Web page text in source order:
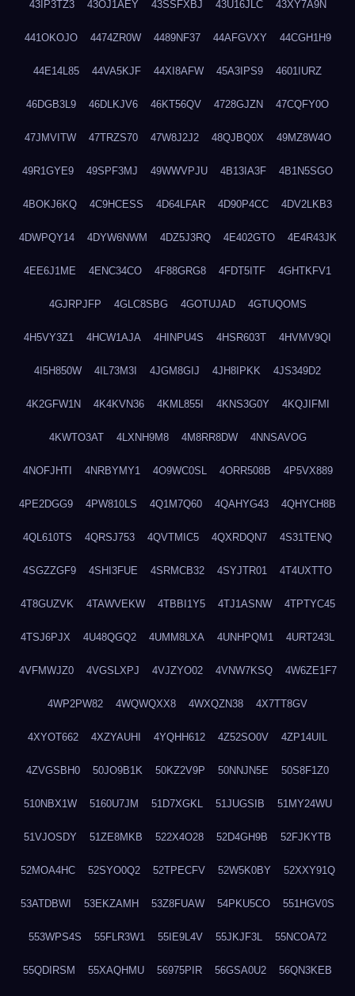
43IP3TZ3 43OJ1AEY 43SSFXBJ 43U16JLC 43XY7A9N
441OKOJO 4474ZR0W 4489NF37 44AFGVXY 44CGH1H9
44E14L85 44VA5KJF 44XI8AFW 45A3IPS9 4601IURZ
46DGB3L9 46DLKJV6 46KT56QV 4728GJZN 47CQFY0O
47JMVITW 47TRZS70 47W8J2J2 48QJBQ0X 49MZ8W4O
49R1GYE9 49SPF3MJ 49WWVPJU 4B13IA3F 4B1N5SGO
4BOKJ6KQ 4C9HCESS 4D64LFAR 4D90P4CC 4DV2LKB3
4DWPQY14 4DYW6NWM 4DZ5J3RQ 4E402GTO 4E4R43JK
4EE6J1ME 4ENC34CO 4F88GRG8 4FDT5ITF 4GHTKFV1
4GJRPJFP 4GLC8SBG 4GOTUJAD 4GTUQOMS
4H5VY3Z1 4HCW1AJA 4HINPU4S 4HSR603T 4HVMV9QI
4I5H850W 4IL73M3I 4JGM8GIJ 4JH8IPKK 4JS349D2
4K2GFW1N 4K4KVN36 4KML855I 4KNS3G0Y 4KQJIFMI
4KWTO3AT 4LXNH9M8 4M8RR8DW 4NNSAVOG
4NOFJHTI 4NRBYMY1 4O9WC0SL 4ORR508B 4P5VX889
4PE2DGG9 4PW810LS 4Q1M7Q60 4QAHYG43 4QHYCH8B
4QL610TS 4QRSJ753 4QVTMIC5 4QXRDQN7 4S31TENQ
4SGZZGF9 4SHI3FUE 4SRMCB32 4SYJTR01 4T4UXTTO
4T8GUZVK 4TAWVEKW 4TBBI1Y5 4TJ1ASNW 4TPTYC45
4TSJ6PJX 4U48QGQ2 4UMM8LXA 4UNHPQM1 4URT243L
4VFMWJZ0 4VGSLXPJ 4VJZYO02 4VNW7KSQ 4W6ZE1F7
4WP2PW82 4WQWQXX8 4WXQZN38 4X7TT8GV
4XYOT662 4XZYAUHI 4YQHH612 4Z52SO0V 4ZP14UIL
4ZVGSBH0 50JO9B1K 50KZ2V9P 50NNJN5E 50S8F1Z0
510NBX1W 5160U7JM 51D7XGKL 51JUGSIB 51MY24WU
51VJOSDY 51ZE8MKB 522X4O28 52D4GH9B 52FJKYTB
52MOA4HC 52SYO0Q2 52TPECFV 52W5K0BY 52XXY91Q
53ATDBWI 53EKZAMH 53Z8FUAW 54PKU5CO 551HGV0S
553WPS4S 55FLR3W1 55IE9L4V 55JKJF3L 55NCOA72
55QDIRSM 55XAQHMU 56975PIR 56GSA0U2 56QN3KEB